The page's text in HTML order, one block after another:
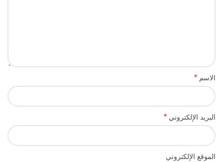
الاسم *
البريد الإلكتروني *
الموقع الإلكتروني